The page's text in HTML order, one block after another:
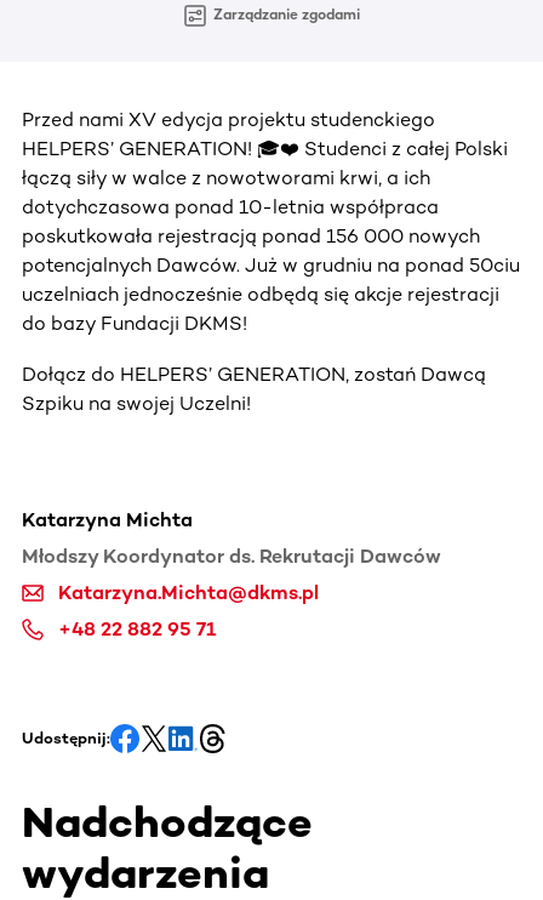
Zarządzanie zgodami
Przed nami XV edycja projektu studenckiego
HELPERS’ GENERATION! 🎓❤️ Studenci z całej Polski
łączą siły w walce z nowotworami krwi, a ich
dotychczasowa ponad 10-letnia współpraca
poskutkowała rejestracją ponad 156 000 nowych
potencjalnych Dawców. Już w grudniu na ponad 50ciu
uczelniach jednocześnie odbędą się akcje rejestracji
do bazy Fundacji DKMS!
Dołącz do HELPERS’ GENERATION, zostań Dawcą
Szpiku na swojej Uczelni!
Katarzyna Michta
Młodszy Koordynator ds. Rekrutacji Dawców
Katarzyna.Michta@dkms.pl
+48 22 882 95 71
Udostępnij:
Nadchodzące
wydarzenia